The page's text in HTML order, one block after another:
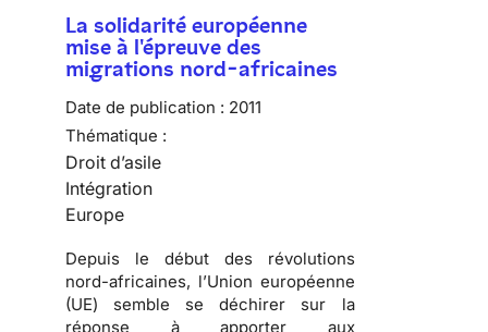
La solidarité européenne
mise à l'épreuve des
migrations nord-africaines
Date de publication : 2011
Thématique :
Droit d’asile
Intégration
Europe
Depuis le début des révolutions
nord-africaines, l’Union européenne
(UE) semble se déchirer sur la
réponse à apporter aux